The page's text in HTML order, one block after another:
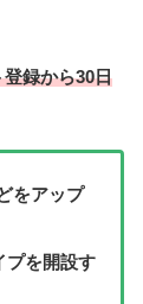
録から30日
をアップ
プを開設す